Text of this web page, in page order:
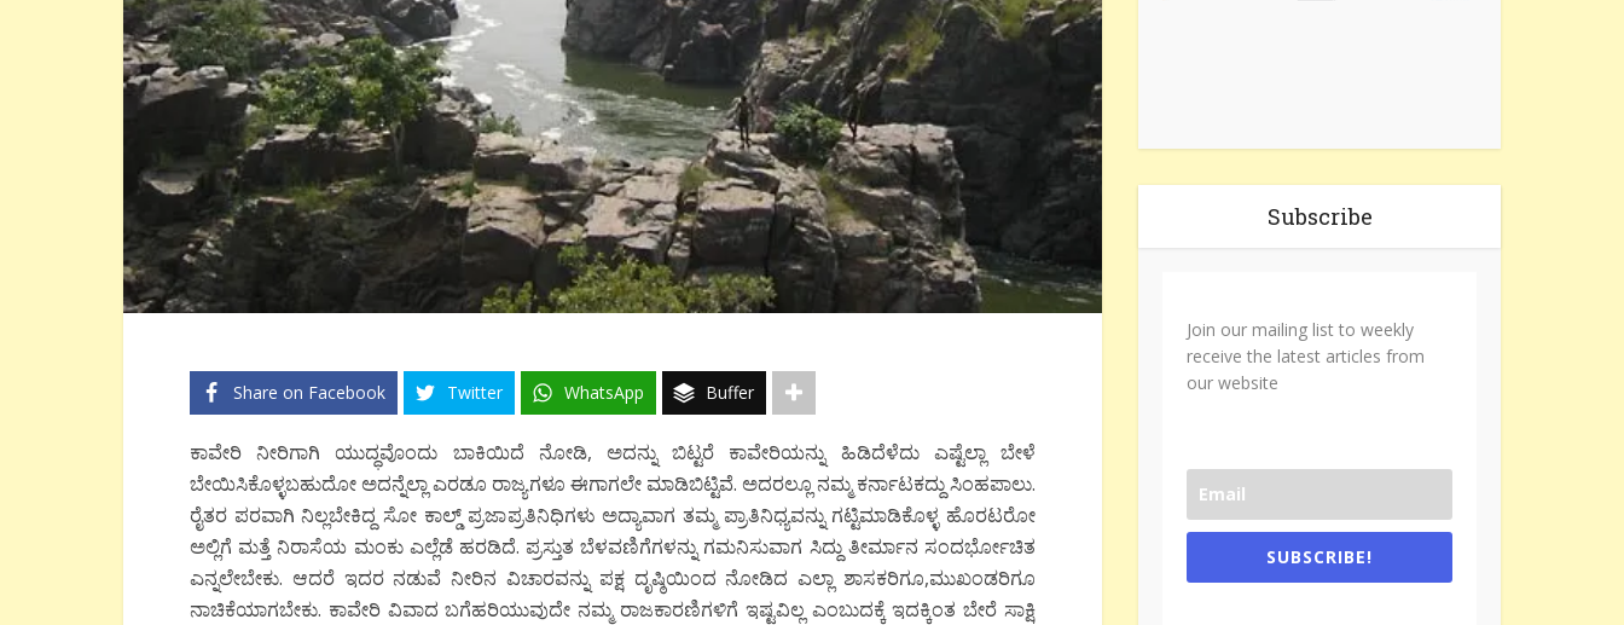
Share on Facebook Twitter WhatsApp Buffer
ಕಾವೇರಿ ನೀರಿಗಾಗಿ ಯುದ್ಧವೊಂದು ಬಾಕಿಯಿದೆ ನೋಡಿ, ಅದನ್ನು ಬಿಟ್ಟರೆ ಕಾವೇರಿಯನ್ನು ಹಿಡಿದೆಳೆದು ಎಷ್ಟೆಲ್ಲಾ ಬೇಳೆ
ಬೇಯಿಸಿಕೊಳ್ಳಬಹುದೋ ಅದನ್ನೆಲ್ಲಾ ಎರಡೂ ರಾಜ್ಯಗಳೂ ಈಗಾಗಲೇ ಮಾಡಿಬಿಟ್ಟಿವೆ. ಅದರಲ್ಲೂ ನಮ್ಮ ಕರ್ನಾಟಕದ್ದು ಸಿಂಹಪಾಲು.
ರೈತರ ಪರವಾಗಿ ನಿಲ್ಲಬೇಕಿದ್ದ ಸೋ ಕಾಲ್ಡ್ ಪ್ರಜಾಪ್ರತಿನಿಧಿಗಳು ಅದ್ಯಾವಾಗ ತಮ್ಮ ಪ್ರಾತಿನಿಧ್ಯವನ್ನು ಗಟ್ಟಿಮಾಡಿಕೊಳ್ಳ ಹೊರಟರೋ
ಅಲ್ಲಿಗೆ ಮತ್ತೆ ನಿರಾಸೆಯ ಮಂಕು ಎಲ್ಲೆಡೆ ಹರಡಿದೆ. ಪ್ರಸ್ತುತ ಬೆಳವಣಿಗೆಗಳನ್ನು ಗಮನಿಸುವಾಗ ಸಿದ್ದು ತೀರ್ಮಾನ ಸಂದರ್ಭೋಚಿತ
ಎನ್ನಲೇಬೇಕು. ಆದರೆ ಇದರ ನಡುವೆ ನೀರಿನ ವಿಚಾರವನ್ನು ಪಕ್ಷ ದೃಷ್ಠಿಯಿಂದ ನೋಡಿದ ಎಲ್ಲಾ ಶಾಸಕರಿಗೂ,ಮುಖಂಡರಿಗೂ
ನಾಚಿಕೆಯಾಗಬೇಕು. ಕಾವೇರಿ ವಿವಾದ ಬಗೆಹರಿಯುವುದೇ ನಮ್ಮ ರಾಜಕಾರಣಿಗಳಿಗೆ ಇಷ್ಟವಿಲ್ಲ ಎಂಬುದಕ್ಕೆ ಇದಕ್ಕಿಂತ ಬೇರೆ ಸಾಕ್ಷಿ
Subscribe
Join our mailing list to weekly
receive the latest articles from
our website
SUBSCRIBE!